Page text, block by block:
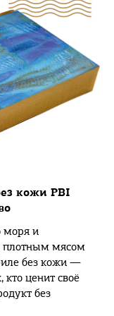
кожи PBI
моря и
мясом
без кожи —
кто ценит своё
без